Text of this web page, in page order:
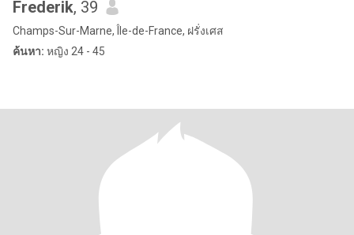
Frederik, 39
Champs-Sur-Marne, Île-de-France, ฝรั่งเศส
ค้นหา: หญิง 24 - 45